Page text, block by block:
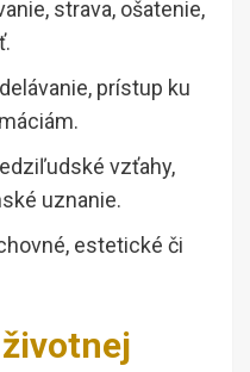
strava, ošatenie,
prístup ku
vzťahy,
uznanie.
estetické či